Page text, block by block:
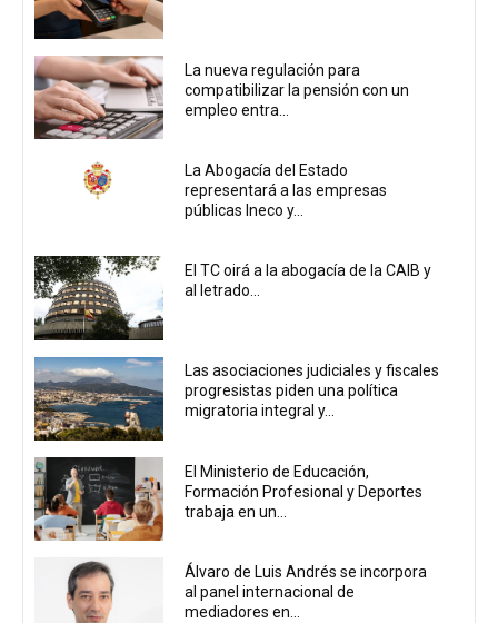
La nueva regulación para
compatibilizar la pensión con un
empleo entra...
La Abogacía del Estado
representará a las empresas
públicas Ineco y...
El TC oirá a la abogacía de la CAIB y
al letrado...
Las asociaciones judiciales y fiscales
progresistas piden una política
migratoria integral y...
El Ministerio de Educación,
Formación Profesional y Deportes
trabaja en un...
Álvaro de Luis Andrés se incorpora
al panel internacional de
mediadores en...